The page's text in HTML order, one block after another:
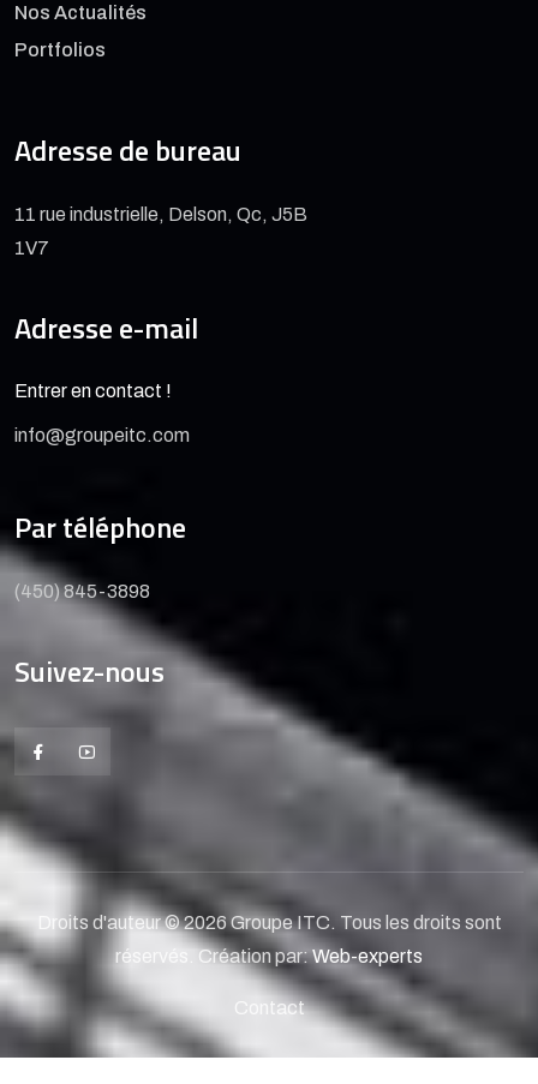
Nos Actualités
Portfolios
Adresse de bureau
11 rue industrielle, Delson, Qc, J5B
1V7
Adresse e-mail
Entrer en contact !
info@groupeitc.com
Par téléphone
(450) 845-3898
Suivez-nous
Droits d'auteur © 2026 Groupe ITC. Tous les droits sont
réservés. Création par:Web-experts
Contact